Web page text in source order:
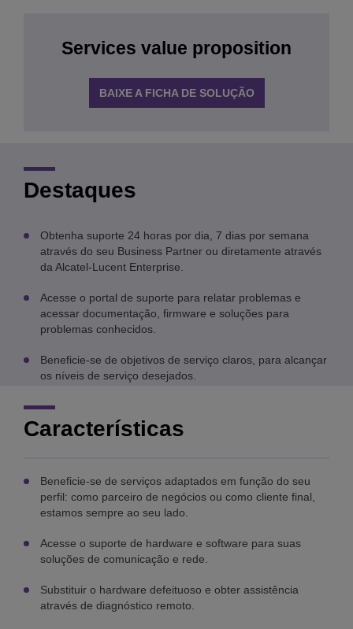
Services value proposition
BAIXE A FICHA DE SOLUÇÃO
Destaques
Obtenha suporte 24 horas por dia, 7 dias por semana
através do seu Business Partner ou diretamente através
da Alcatel-Lucent Enterprise.
Acesse o portal de suporte para relatar problemas e
acessar documentação, firmware e soluções para
problemas conhecidos.
Beneficie-se de objetivos de serviço claros, para alcançar
os níveis de serviço desejados.
Características
Beneficie-se de serviços adaptados em função do seu
perfil: como parceiro de negócios ou como cliente final,
estamos sempre ao seu lado.
Acesse o suporte de hardware e software para suas
soluções de comunicação e rede.
Substituir o hardware defeituoso e obter assistência
através de diagnóstico remoto.